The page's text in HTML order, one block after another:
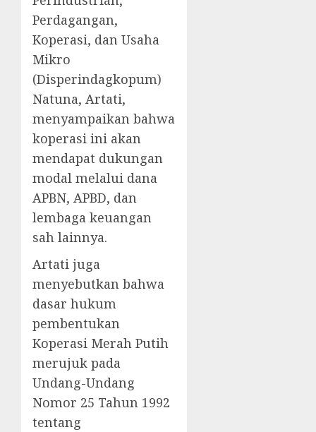
Perdagangan,
Koperasi, dan Usaha
Mikro
(Disperindagkopum)
Natuna, Artati,
menyampaikan bahwa
koperasi ini akan
mendapat dukungan
modal melalui dana
APBN, APBD, dan
lembaga keuangan
sah lainnya.
Artati juga
menyebutkan bahwa
dasar hukum
pembentukan
Koperasi Merah Putih
merujuk pada
Undang-Undang
Nomor 25 Tahun 1992
tentang